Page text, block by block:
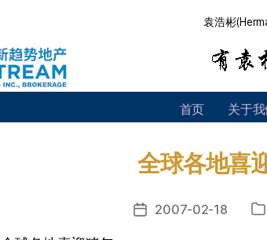
袁浩彬
首页 关于
全球各地喜
发 2007-02-18
分